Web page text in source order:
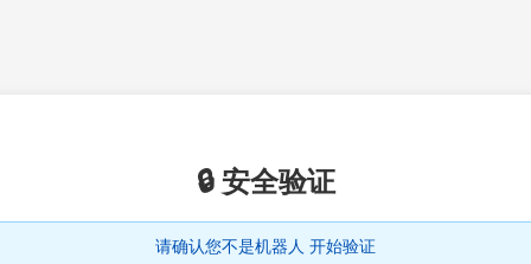
🔒 安全验证
请确认您不是机器人 开始验证